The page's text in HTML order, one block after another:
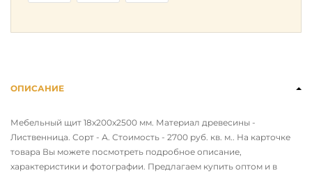
ОПИСАНИЕ
Мебельный щит 18х200х2500 мм. Материал древесины -
Лиственница. Сорт - А. Стоимость - 2700 руб. кв. м.. На карточке
товара Вы можете посмотреть подробное описание,
характеристики и фотографии. Предлагаем купить оптом и в